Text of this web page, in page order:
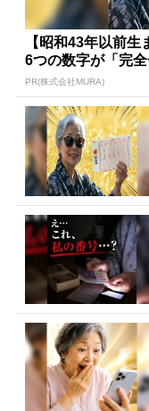
【昭和43年以前生
6つの数字が「完
PR(株式会社MURA)